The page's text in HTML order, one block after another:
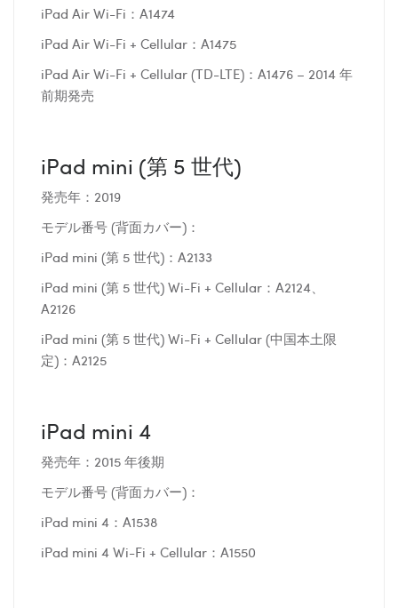
iPad Air Wi-Fi：A1474
iPad Air Wi-Fi + Cellular：A1475
iPad Air Wi-Fi + Cellular (TD-LTE)：A1476 – 2014 年
前期発売
iPad mini (第 5 世代)
発売年：2019
モデル番号 (背面カバー)：
iPad mini (第 5 世代)：A2133
iPad mini (第 5 世代) Wi-Fi + Cellular：A2124、
A2126
iPad mini (第 5 世代) Wi-Fi + Cellular (中国本土限
定)：A2125
iPad mini 4
発売年：2015 年後期
モデル番号 (背面カバー)：
iPad mini 4：A1538
iPad mini 4 Wi-Fi + Cellular：A1550